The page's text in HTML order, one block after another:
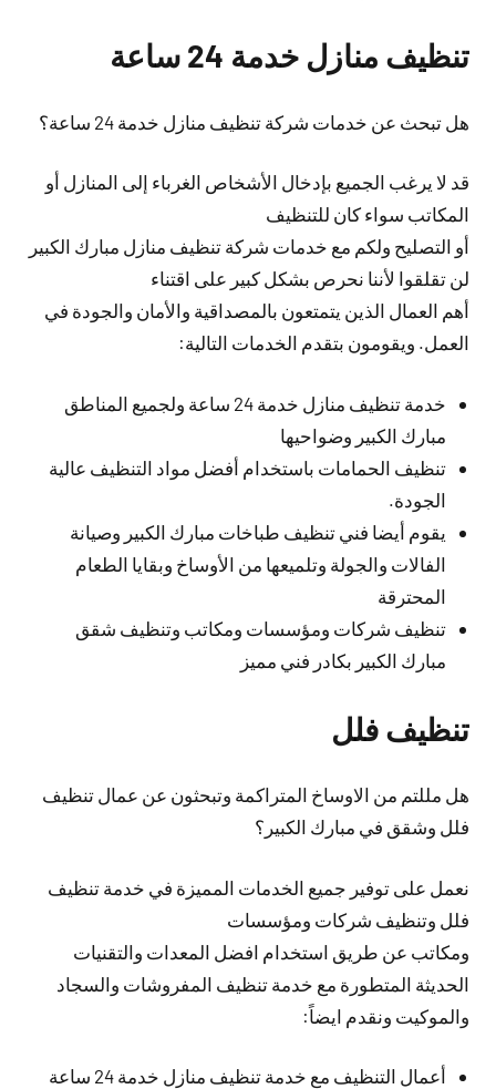
تنظيف منازل خدمة 24 ساعة
هل تبحث عن خدمات شركة تنظيف منازل خدمة 24 ساعة؟
قد لا يرغب الجميع بإدخال الأشخاص الغرباء إلى المنازل أو
المكاتب سواء كان للتنظيف
أو التصليح ولكم مع خدمات شركة تنظيف منازل مبارك الكبير
لن تقلقوا لأننا نحرص بشكل كبير على اقتناء
أهم العمال الذين يتمتعون بالمصداقية والأمان والجودة في
العمل. ويقومون بتقدم الخدمات التالية:
خدمة تنظيف منازل خدمة 24 ساعة ولجميع المناطق
مبارك الكبير وضواحيها
تنظيف الحمامات باستخدام أفضل مواد التنظيف عالية
الجودة.
يقوم أيضا فني تنظيف طباخات مبارك الكبير وصيانة
الفالات والجولة وتلميعها من الأوساخ وبقايا الطعام
المحترقة
تنظيف شركات ومؤسسات ومكاتب وتنظيف شقق
مبارك الكبير بكادر فني مميز
تنظيف فلل
هل مللتم من الاوساخ المتراكمة وتبحثون عن عمال تنظيف
فلل وشقق في مبارك الكبير؟
نعمل على توفير جميع الخدمات المميزة في خدمة تنظيف
فلل وتنظيف شركات ومؤسسات
ومكاتب عن طريق استخدام افضل المعدات والتقنيات
الحديثة المتطورة مع خدمة تنظيف المفروشات والسجاد
والموكيت ونقدم ايضاً:
أعمال التنظيف مع خدمة تنظيف منازل خدمة 24 ساعة